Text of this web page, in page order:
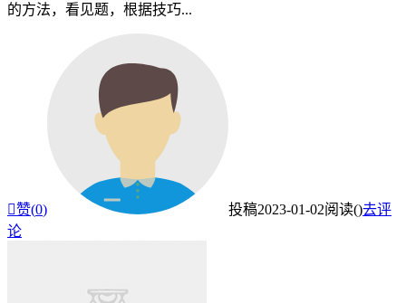
的方法，看见题，根据技巧...
赞(0) 投稿2023-01-02阅读()去评
论